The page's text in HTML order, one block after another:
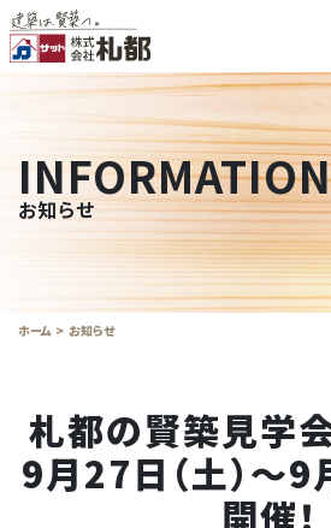
INFORMATION
お知らせ
ホーム お知らせ
札都の賢築見
9月27日（土）～9
開催！